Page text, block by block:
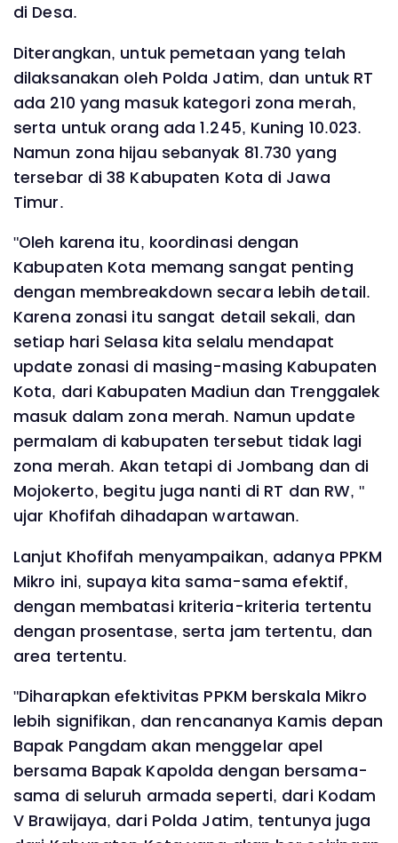
di Desa.
Diterangkan, untuk pemetaan yang telah
dilaksanakan oleh Polda Jatim, dan untuk RT
ada 210 yang masuk kategori zona merah,
serta untuk orang ada 1.245, Kuning 10.023.
Namun zona hijau sebanyak 81.730 yang
tersebar di 38 Kabupaten Kota di Jawa
Timur.
"Oleh karena itu, koordinasi dengan
Kabupaten Kota memang sangat penting
dengan membreakdown secara lebih detail.
Karena zonasi itu sangat detail sekali, dan
setiap hari Selasa kita selalu mendapat
update zonasi di masing-masing Kabupaten
Kota, dari Kabupaten Madiun dan Trenggalek
masuk dalam zona merah. Namun update
permalam di kabupaten tersebut tidak lagi
zona merah. Akan tetapi di Jombang dan di
Mojokerto, begitu juga nanti di RT dan RW, "
ujar Khofifah dihadapan wartawan.
Lanjut Khofifah menyampaikan, adanya PPKM
Mikro ini, supaya kita sama-sama efektif,
dengan membatasi kriteria-kriteria tertentu
dengan prosentase, serta jam tertentu, dan
area tertentu.
"Diharapkan efektivitas PPKM berskala Mikro
lebih signifikan, dan rencananya Kamis depan
Bapak Pangdam akan menggelar apel
bersama Bapak Kapolda dengan bersama-
sama di seluruh armada seperti, dari Kodam
V Brawijaya, dari Polda Jatim, tentunya juga